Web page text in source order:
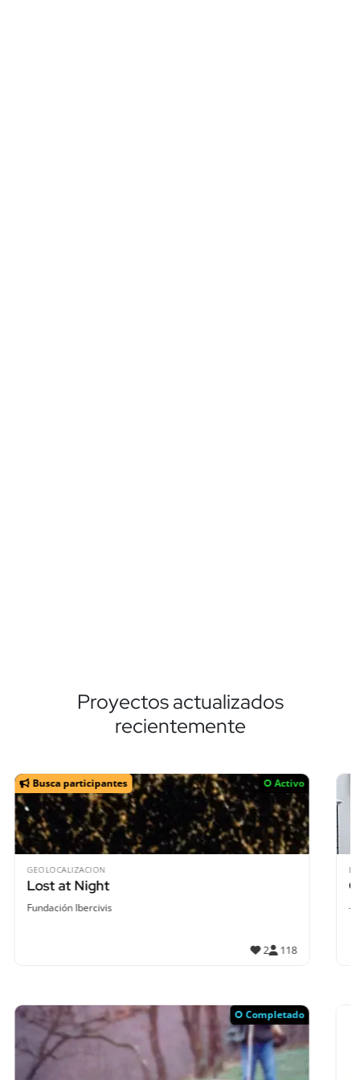
Proyectos actualizados
recientemente
Activo
LLUVIAS
Grazalema-Resilente
-
Completado